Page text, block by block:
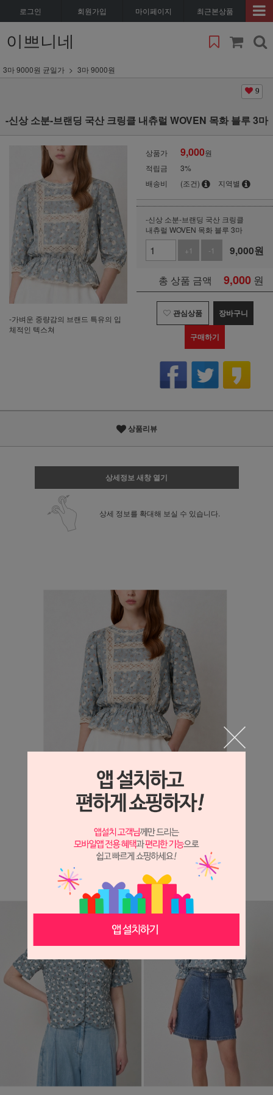
로그인 회원가입 마이페이지 최근본상품
이쁘니네
3마 9000원 균일가 3마 9000원
9
-신상 소분-브랜딩 국산 크링클 내츄럴 WOVEN 목화 블루 3마
-가벼운 중량감의 브랜드 특유의 입
체적인 텍스쳐
상품가 9,000원
적립금
3%
배송비
(조건) 지역별
-신상 소분-브랜딩 국산 크링클
내츄럴 WOVEN 목화 블루 3마
+1
-1 9,000원
총 상품 금액 9,000 원
관심상품 장바구니
구매하기
상품리뷰
상세정보 새창 열기
상세 정보를 확대해 보실 수 있습니다.